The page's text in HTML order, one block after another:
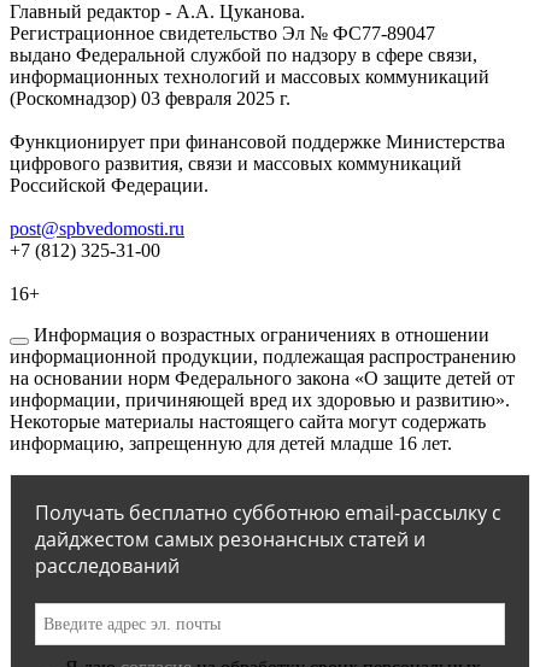
Главный редактор - А.А. Цуканова.
Регистрационное свидетельство Эл № ФС77-89047
выдано Федеральной службой по надзору в сфере связи,
информационных технологий и массовых коммуникаций
(Роскомнадзор) 03 февраля 2025 г.
Функционирует при финансовой поддержке Министерства
цифрового развития, связи и массовых коммуникаций
Российской Федерации.
post@spbvedomosti.ru
+7 (812) 325-31-00
16+
Информация о возрастных ограничениях в отношении
информационной продукции, подлежащая распространению
на основании норм Федерального закона «О защите детей от
информации, причиняющей вред их здоровью и развитию».
Некоторые материалы настоящего сайта могут содержать
информацию, запрещенную для детей младше 16 лет.
Получать бесплатно субботнюю email-рассылку с
дайджестом самых резонансных статей и
расследований